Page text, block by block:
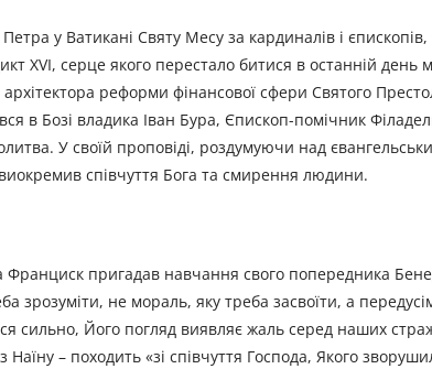
у Ватикані Святу Месу за кардиналів і
XVI, серце якого перестало битися в останній день
реформи фінансової сфери Святого
в Бозі владика Іван Бура, Єпископ-помічник
У своїй проповіді, роздумуючи над
співчуття Бога та смирення людини.
пригадав навчання свого попередника
зрозуміти, не мораль, яку треба засвоїти, а
сильно, Його погляд виявляє жаль серед наших
– походить «зі співчуття Господа, Якого